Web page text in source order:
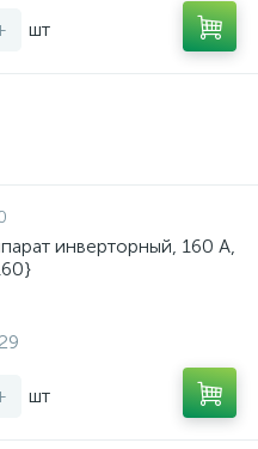
шт
инверторный, 160 А,
шт